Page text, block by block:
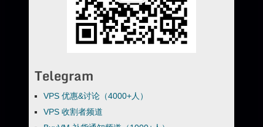
Telegram
VPS 优惠&讨论（4000+人）
VPS 收割者频道